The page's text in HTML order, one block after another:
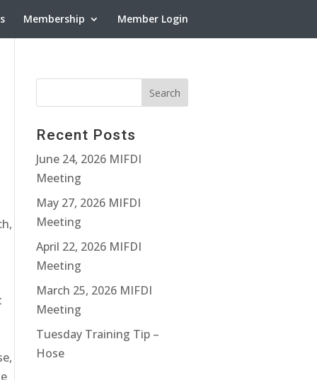
Membership Member Login
Recent Posts
June 24, 2026 MIFDI
Meeting
May 27, 2026 MIFDI
Meeting
April 22, 2026 MIFDI
Meeting
March 25, 2026 MIFDI
Meeting
Tuesday Training Tip –
Hose